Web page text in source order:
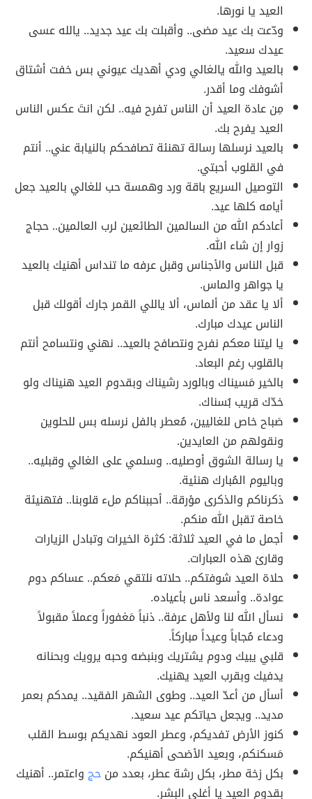
العيد يا نورها.
ودّعت بك عيد مضى.. وأقبلت بك عيد جديد.. يالله عسى
عيدك سعيد.
بالعيد والله يالغالي ودي أهديك عيوني بس خفت أشتاق
أشوفك وما أقدر.
مِن عادة العيد أن الناس تفرح فيه.. لكن انتَ عكس الناس
العيد يفرح بك.
بالعيد نرسلها رسالة تهنئة تصافحكم بالنيابة عني.. أنتم
في القلوب أحبتي.
التوصيل السريع باقة ورد وهمسة حب للغالي بالعيد جعل
أيامه كلها عيد.
أعادكم الله من السالمين الطائعين لرب العالمين.. حجاج
زوار إن شاء الله.
قبل الناس والأجناس وقبل عرفه ما تنداس أهنيك بالعيد
يا جواهر والماس.
ألا يا عقد من ألماس، ألا ياللي القمر جارك أقولك قبل
الناس عيدك مبارك.
يا ليتنا معكم نفرح ونتصافح بالعيد.. نهني ونتسامح أنتم
بالقلوب رغم البعاد.
بالخير مَسيناك وبالورد رشيناك وبقدوم العيد هنيناك ولو
خدّك قريب بُسناك.
صَباح خاص للغاليين، مُعطر بالفل نرسله بس للحلوين
ونقولهم من العايدين.
يا رسالة الشوق أوصليه.. وسلمي على الغالي وقبليه..
وباليوم المُبارك هنئية.
ذكرناكم والذكرى مؤرقة.. أحببناكم ملء قلوبنا.. فتهنيئة
خاصة تقبل الله منكم.
أجمل ما في العيد ثلاثة: كثرة الخيرات وتبادل الزيارات
وقارئ هذه العبارات.
حلاة العيد شوفتكم.. حلاته نلتقي مَعكم.. عساكم دوم
عوادة.. وأسعد ناس بأعياده.
نسأل الله لنا ولأهل عرفة.. ذنباً مَغفوراً وعملاً مقبولاً
ودعاء مُجاباً وعيداً مباركاً.
قلبي يبيك ودوم يشتريك وبنبضه وحبه يرويك وبحنانه
يدفيك وبقرب العيد يهنيك.
أسأل من أعدّ العيد.. وطوى الشهر الفقيد.. يمدكم بعمر
مديد.. ويجعل حياتكم عيد سعيد.
كنوز الأرض تفديكم، وعطر العود نهديكم بوسط القلب
مَسكنكم، وبعيد الأضحى أهنيكم.
بكل زخة مطر، بكل رشة عطر، بعدد منحجواعتمر.. أهنيك
بقدوم العيد يا أغلى البشر.